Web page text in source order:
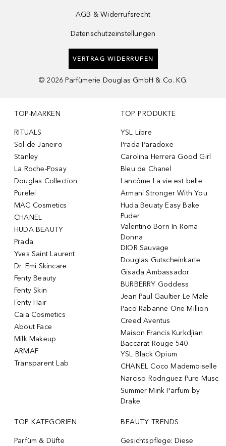
AGB & Widerrufsrecht
Datenschutzeinstellungen
VERTRAG WIDERRUFEN
© 2026 Parfümerie Douglas GmbH & Co. KG.
TOP-MARKEN
RITUALS
Sol de Janeiro
Stanley
La Roche-Posay
Douglas Collection
Purelei
MAC Cosmetics
CHANEL
HUDA BEAUTY
Prada
Yves Saint Laurent
Dr. Emi Skincare
Fenty Beauty
Fenty Skin
Fenty Hair
Caia Cosmetics
About Face
Milk Makeup
ARMAF
Transparent Lab
TOP PRODUKTE
YSL Libre
Prada Paradoxe
Carolina Herrera Good Girl
Bleu de Chanel
Lancôme La vie est belle
Armani Stronger With You
Huda Beuaty Easy Bake
Puder
Valentino Born In Roma
Donna
DIOR Sauvage
Douglas Gutscheinkarte
Gisada Ambassador
BURBERRY Goddess
Jean Paul Gaultier Le Male
Paco Rabanne One Million
Creed Aventus
Maison Francis Kurkdjian
Baccarat Rouge 540
YSL Black Opium
CHANEL Coco Mademoiselle
Narciso Rodriguez Pure Musc
Summer Mink Parfum by
Drake
TOP KATEGORIEN
Parfüm & Düfte
BEAUTY TRENDS
Gesichtspflege: Diese